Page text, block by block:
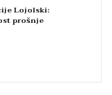
Lojolski:
prošnje